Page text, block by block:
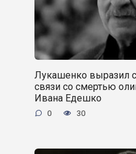
Лукашенко выразил
связи со смертью
Ивана Едешко
0 30